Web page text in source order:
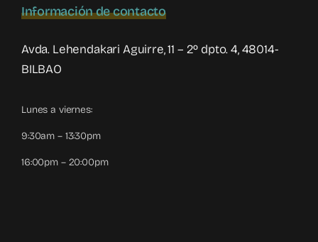
Información de contacto
Avda. Lehendakari Aguirre, 11 – 2º dpto. 4, 48014-
BILBAO
Lunes a viernes:
9:30am – 13:30pm
16:00pm – 20:00pm